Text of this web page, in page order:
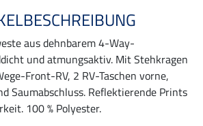
aus dehnbarem 4-Way-
und atmungsaktiv. Mit Stehkragen
Front-RV, 2 RV-Taschen vorne,
Saumabschluss. Reflektierende Prints
100 % Polyester.